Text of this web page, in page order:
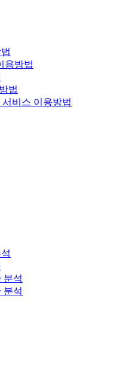
용방법
법
비스 이용방법
분석
분석